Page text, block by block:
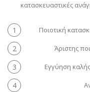
κατασκευαστικές
Ποιοτική
Άριστης
Εγγύηση